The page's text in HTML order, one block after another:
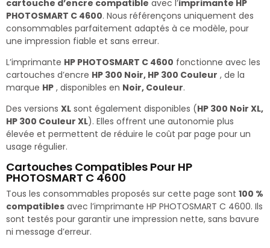
cartouche d’encre compatible avec l’imprimante HP
PHOTOSMART C 4600. Nous référençons uniquement des
consommables parfaitement adaptés à ce modèle, pour
une impression fiable et sans erreur.
L’imprimante HP PHOTOSMART C 4600 fonctionne avec les
cartouches d’encre HP 300 Noir, HP 300 Couleur , de la
marque HP , disponibles en Noir, Couleur.
Des versions XL sont également disponibles (HP 300 Noir XL,
HP 300 Couleur XL). Elles offrent une autonomie plus
élevée et permettent de réduire le coût par page pour un
usage régulier.
Cartouches Compatibles Pour HP
PHOTOSMART C 4600
Tous les consommables proposés sur cette page sont 100 %
compatibles avec l’imprimante HP PHOTOSMART C 4600. Ils
sont testés pour garantir une impression nette, sans bavure
ni message d’erreur.